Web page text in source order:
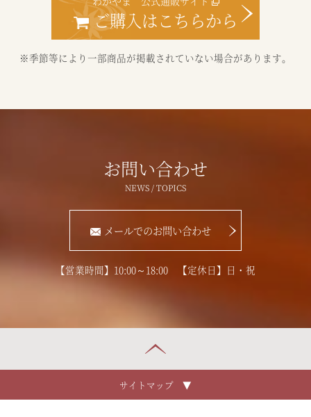
ご購入はこちらから
※季節等により一部商品が掲載されていない場合があります。
お問い合わせ
メールでのお問い合わせ
【営業時間】10:00～18:00 【定休日】日・祝
サイトマップ ▼